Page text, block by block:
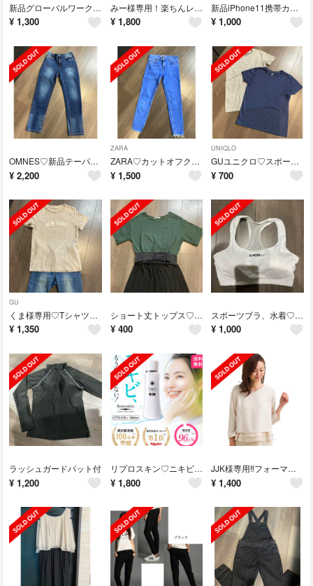
新品グローバルワーク♡テーパードパンツ
¥ 1,300
みー様専用！楽ちんレギンスパンツ♡デニムスエット2枚
¥ 1,800
新品iPhone11携帯カバー♡ショルダーストラップ
¥ 1,000
OMNES♡新品テーパードデニムパンツ♡ウエストゴム
¥ 2,200
ZARA
ZARA♡カットオフクロップドスキニーデニム
¥ 1,500
UNIQLO
GUユニクロ♡スポーツTシャツ2枚セット
¥ 700
GU
くま様専用♡Tシャツ3枚セット
¥ 1,350
ショート丈トップス♡グリーン
¥ 400
スポーツブラ、水着♡パット付
¥ 1,000
ラッシュガードパット付
¥ 1,200
リプロスキン♡ニキビ、ニキビ跡化粧水
¥ 1,800
JJK様専用‼︎フォーマルブラウス7部袖♡
¥ 1,400